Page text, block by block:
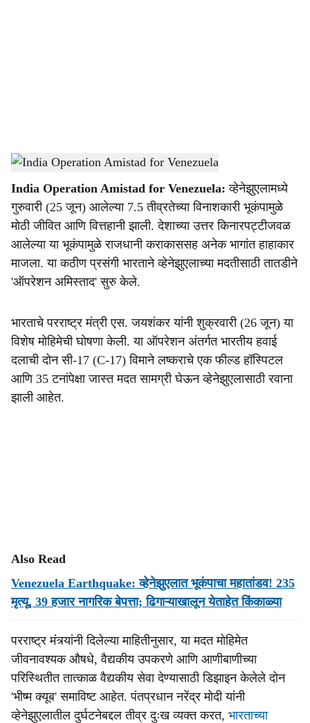
a
r
e
Operation Amistad-Dainik Gomantak
India Operation Amistad for Venezuela: व्हेनेझुएलामध्ये
गुरुवारी (25 जून) आलेल्या 7.5 तीव्रतेच्या विनाशकारी भूकंपामुळे
मोठी जीवित आणि वित्तहानी झाली. देशाच्या उत्तर किनारपट्टीजवळ
आलेल्या या भूकंपामुळे राजधानी कराकाससह अनेक भागांत हाहाकार
माजला. या कठीण प्रसंगी भारताने व्हेनेझुएलाच्या मदतीसाठी तातडीने
'ऑपरेशन अमिस्ताद' सुरु केले.
भारताचे परराष्ट्र मंत्री एस. जयशंकर यांनी शुक्रवारी (26 जून) या
विशेष मोहिमेची घोषणा केली. या ऑपरेशन अंतर्गत भारतीय हवाई
दलाची दोन सी-17 (C-17) विमाने लष्कराचे एक फील्ड हॉस्पिटल
आणि 35 टनांपेक्षा जास्त मदत सामग्री घेऊन व्हेनेझुएलासाठी रवाना
झाली आहेत.
Also Read
Venezuela Earthquake: व्हेनेझुएलात भूकंपाचा महातांडव! 235
मृत्यू, 39 हजार नागरिक बेपत्ता; ढिगाऱ्याखालून येताहेत किंकाळ्या
परराष्ट्र मंत्र्यांनी दिलेल्या माहितीनुसार, या मदत मोहिमेत
जीवनावश्यक औषधे, वैद्यकीय उपकरणे आणि आणीबाणीच्या
परिस्थितीत तात्काळ वैद्यकीय सेवा देण्यासाठी डिझाइन केलेले दोन
'भीष्म क्यूब' समाविष्ट आहेत. पंतप्रधान नरेंद्र मोदी यांनी
व्हेनेझुएलातील दुर्घटनेबद्दल तीव्र दुःख व्यक्त करत, भारताच्या